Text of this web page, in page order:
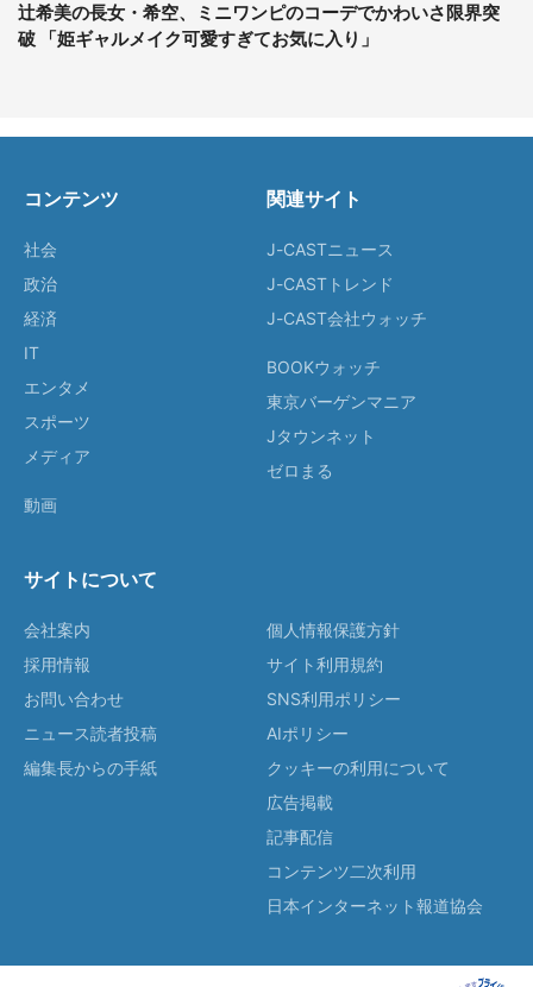
辻希美の長女・希空、ミニワンピのコーデでかわいさ限界突
破 「姫ギャルメイク可愛すぎてお気に入り」
コンテンツ
社会
政治
経済
IT
エンタメ
スポーツ
メディア
動画
関連サイト
J-CASTニュース
J-CASTトレンド
J-CAST会社ウォッチ
BOOKウォッチ
東京バーゲンマニア
Jタウンネット
ゼロまる
サイトについて
会社案内
採用情報
お問い合わせ
ニュース読者投稿
編集長からの手紙
個人情報保護方針
サイト利用規約
SNS利用ポリシー
AIポリシー
クッキーの利用について
広告掲載
記事配信
コンテンツ二次利用
日本インターネット報道協会